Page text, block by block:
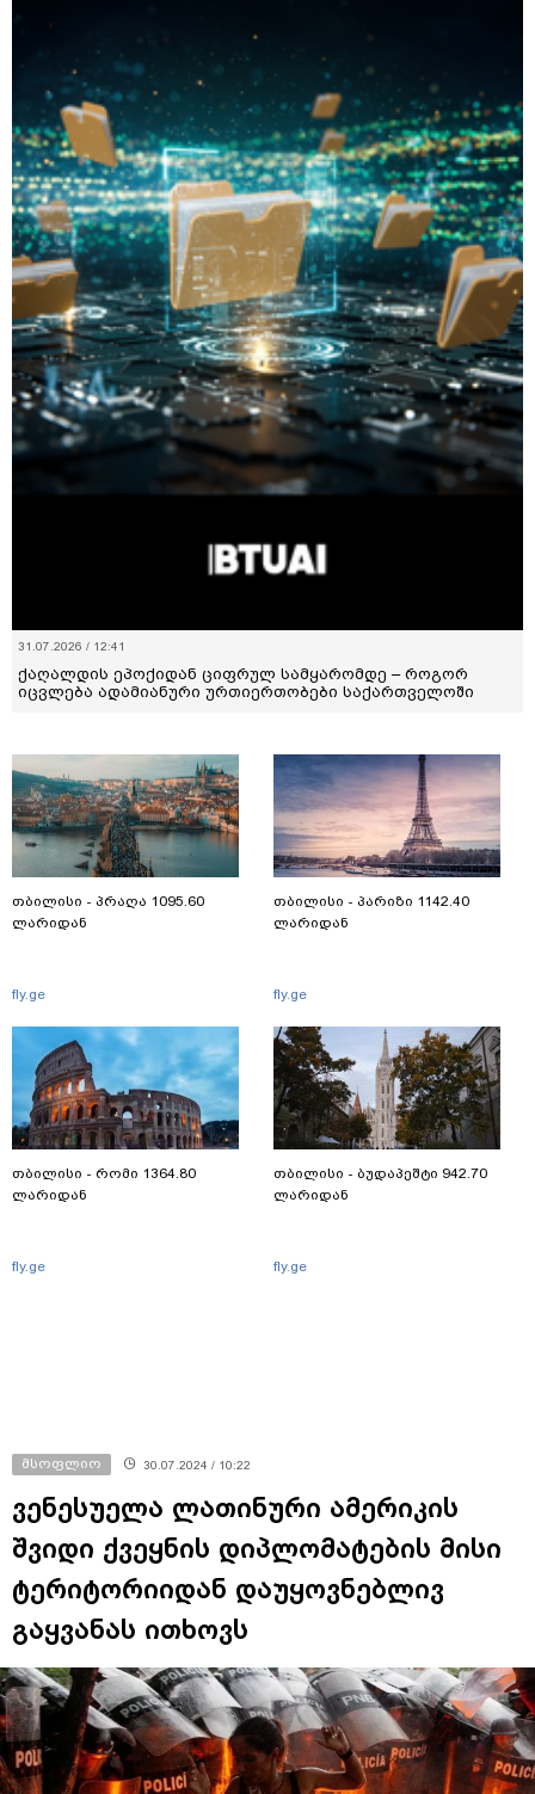
31.07.2026 / 12:41
ქაღალდის ეპოქიდან ციფრულ სამყარომდე – როგორ
იცვლება ადამიანური ურთიერთობები საქართველოში
თბილისი - პრაღა 1095.60
ლარიდან
fly.ge
თბილისი - რომი 1364.80
ლარიდან
fly.ge
თბილისი - პარიზი 1142.40
ლარიდან
fly.ge
თბილისი - ბუდაპეშტი 942.70
ლარიდან
fly.ge
მსოფლიო 30.07.2024 / 10:22
ვენესუელა ლათინური ამერიკის
შვიდი ქვეყნის დიპლომატების მისი
ტერიტორიიდან დაუყოვნებლივ
გაყვანას ითხოვს